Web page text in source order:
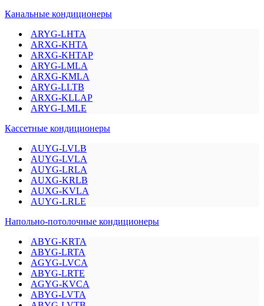
Канальные кондиционеры
ARYG-LHTA
ARXG-KHTA
ARXG-KHTAP
ARYG-LMLA
ARXG-KMLA
ARYG-LLTB
ARXG-KLLAP
ARYG-LMLE
Кассетные кондиционеры
AUYG-LVLB
AUYG-LVLA
AUYG-LRLA
AUXG-KRLB
AUXG-KVLA
AUYG-LRLE
Напольно-потолочные кондиционеры
ABYG-KRTA
ABYG-LRTA
AGYG-LVCA
ABYG-LRTE
AGYG-KVCA
ABYG-LVTA